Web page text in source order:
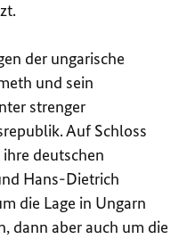
der ungarische
und sein
strenger
Auf Schloss
deutschen
Hans-Dietrich
die Lage in Ungarn
dann aber auch um die